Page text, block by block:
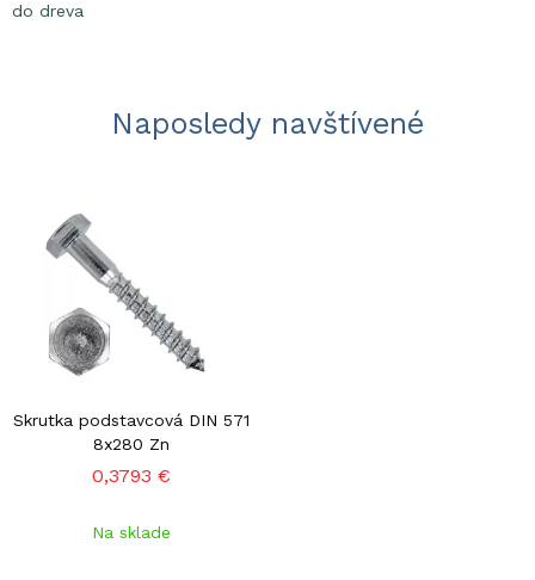
do dreva
Naposledy navštívené
Skrutka podstavcová DIN 571
8x280 Zn
0,3793 €
Na sklade